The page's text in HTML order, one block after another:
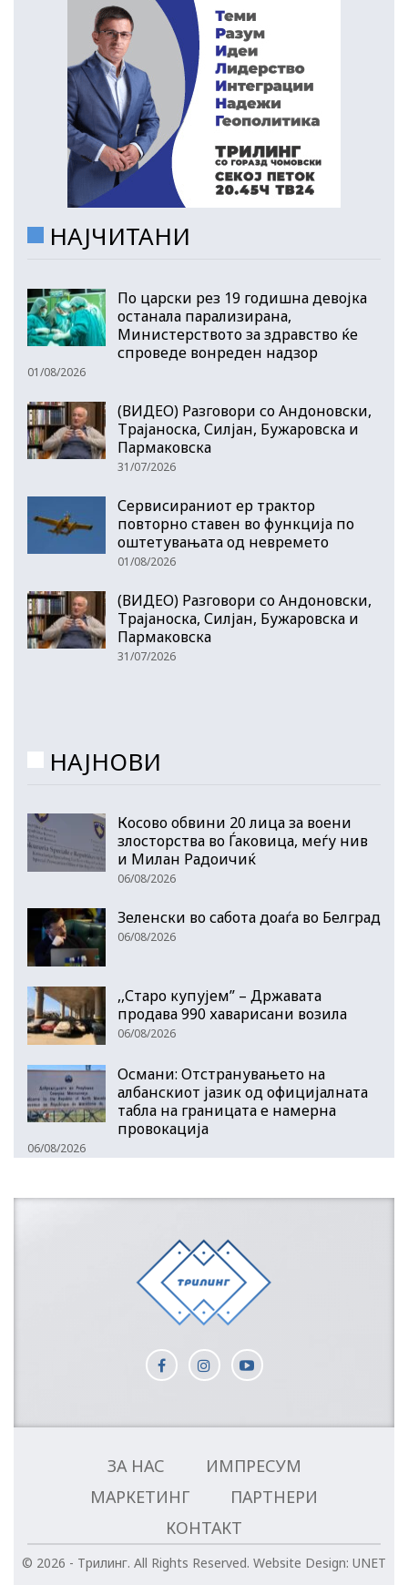
НАЈЧИТАНИ
По царски рез 19 годишна девојка
останала парализирана,
Министерството за здравство ќе
спроведе вонреден надзор
01/08/2026
(ВИДЕО) Разговори со Андоновски,
Трајаноска, Силјан, Бужаровска и
Пармаковска
31/07/2026
Сервисираниот ер трактор
повторно ставен во функција по
оштетувањата од невремето
01/08/2026
(ВИДЕО) Разговори со Андоновски,
Трајаноска, Силјан, Бужаровска и
Пармаковска
31/07/2026
НАЈНОВИ
Косово обвини 20 лица за воени
злосторства во Ѓаковица, меѓу нив
и Милан Радоичиќ
06/08/2026
Зеленски во сабота доаѓа во Белград
06/08/2026
,,Старо купујем” – Државата
продава 990 хаварисани возила
06/08/2026
Османи: Отстранувањето на
албанскиот јазик од официјалната
табла на границата е намерна
провокација
06/08/2026
ЗА НАС
ИМПРЕСУМ
МАРКЕТИНГ
ПАРТНЕРИ
КОНТАКТ
© 2026 - Трилинг. All Rights Reserved. Website Design: UNET